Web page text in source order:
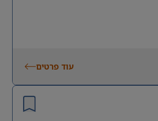
עוד פרטים